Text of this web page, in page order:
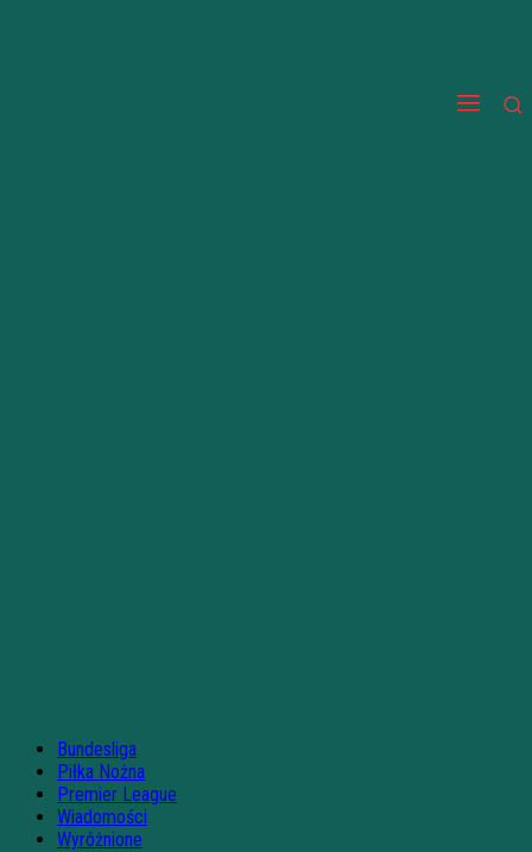
Bundesliga
Piłka Nożna
Premier League
Wiadomości
Wyróżnione